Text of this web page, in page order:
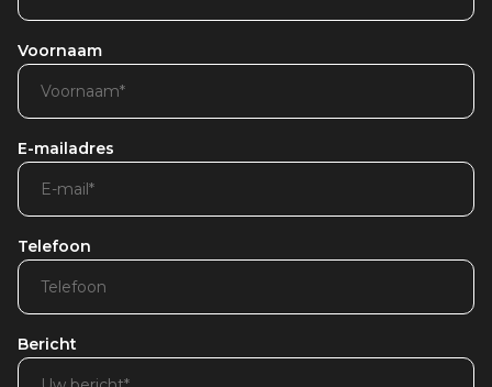
Voornaam
E-mailadres
Telefoon
Bericht